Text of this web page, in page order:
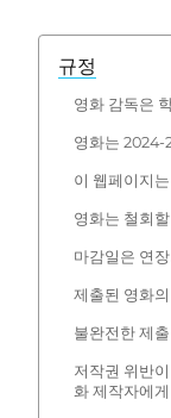
규정
영화 감독은
영화는 2024-
이 웹페이지
영화는 철회
마감일은 연
제출된 영화
불완전한 제
저작권 위반
화 제작자에